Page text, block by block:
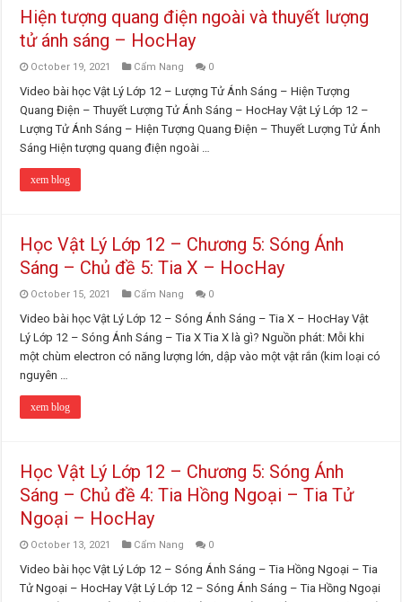
Hiện tượng quang điện ngoài và thuyết lượng
tử ánh sáng – HocHay
October 19, 2021 Cẩm Nang 0
Video bài học Vật Lý Lớp 12 – Lượng Tử Ánh Sáng – Hiện Tượng
Quang Điện – Thuyết Lượng Tử Ánh Sáng – HocHay Vật Lý Lớp 12 –
Lượng Tử Ánh Sáng – Hiện Tượng Quang Điện – Thuyết Lượng Tử Ánh
Sáng Hiện tượng quang điện ngoài …
xem blog
Học Vật Lý Lớp 12 – Chương 5: Sóng Ánh
Sáng – Chủ đề 5: Tia X – HocHay
October 15, 2021 Cẩm Nang 0
Video bài học Vật Lý Lớp 12 – Sóng Ánh Sáng – Tia X – HocHay Vật
Lý Lớp 12 – Sóng Ánh Sáng – Tia X Tia X là gì? Nguồn phát: Mỗi khi
một chùm electron có năng lượng lớn, dập vào một vật rắn (kim loại có
nguyên …
xem blog
Học Vật Lý Lớp 12 – Chương 5: Sóng Ánh
Sáng – Chủ đề 4: Tia Hồng Ngoại – Tia Tử
Ngoại – HocHay
October 13, 2021 Cẩm Nang 0
Video bài học Vật Lý Lớp 12 – Sóng Ánh Sáng – Tia Hồng Ngoại – Tia
Tử Ngoại – HocHay Vật Lý Lớp 12 – Sóng Ánh Sáng – Tia Hồng Ngoại